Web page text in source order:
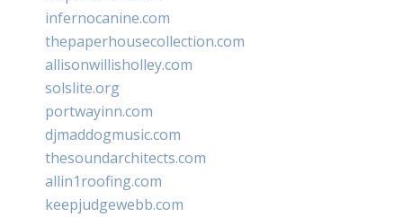
infernocanine.com
thepaperhousecollection.com
allisonwillisholley.com
solslite.org
portwayinn.com
djmaddogmusic.com
thesoundarchitects.com
allin1roofing.com
keepjudgewebb.com